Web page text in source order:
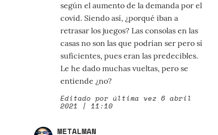
según el aumento de la demanda por el
covid. Siendo así, ¿porqué iban a
retrasar los juegos? Las consolas en las
casas no son las que podrían ser pero sí
suficientes, pues eran las predecibles.
Le he dado muchas vueltas, pero se
entiende ¿no?
Editado por última vez 6 abril
2021 | 11:10
METALMAN